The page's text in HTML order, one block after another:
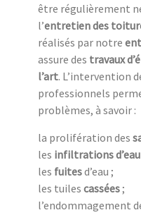
être régulièrement
l’entretien des
réalisés par notre
assure des travaux
l’art. L’intervention
professionnels
problèmes, à savoir :
la prolifération des
les infiltrations d’eau
les fuitesd’eau ;
les tuiles cassées ;
l’endommagement